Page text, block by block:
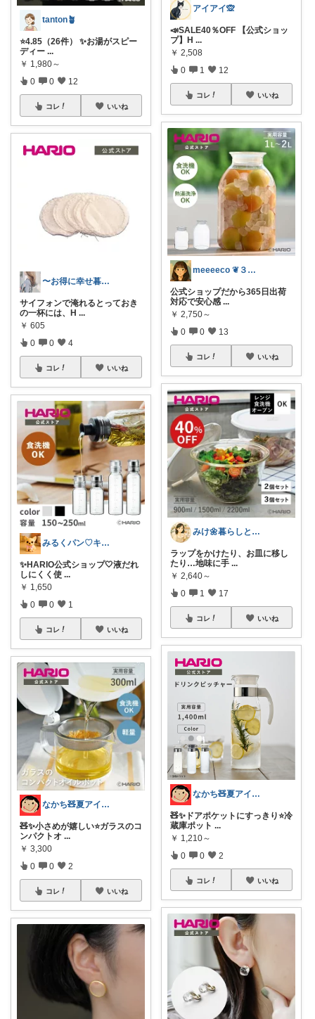
tanton🪴
⭐4.85（26件） ✨お湯がスピー
ディー ...
￥ 1,980～
0 0 12
コレ いいね
〜お得に幸せ暮らし〜
サイフォンで淹れるとっておき
の一杯には、H ...
￥ 605
0 0 4
コレ いいね
みるくパン♡キッチンルーム
✨HARIO公式ショップ🤍液だれ
しにくく使 ...
￥ 1,650
0 0 1
コレ いいね
なかち🧸夏アイテム＆便利グッズ✨
🧸✨小さめが嬉しい⭐️ガラスのコ
ンパクトオ ...
￥ 3,300
0 0 2
コレ いいね
アイアイ🙊
📣SALE40％OFF 【公式ショッ
プ】H ...
￥ 2,508
0 1 12
コレ いいね
meeeeco ❦３児ママ ❦
公式ショップだから365日出荷
対応で安心感 ...
￥ 2,750～
0 0 13
コレ いいね
みけ🌼暮らしとキッチン
ラップをかけたり、お皿に移し
たり…地味に手 ...
￥ 2,640～
0 1 17
コレ いいね
なかち🧸夏アイテム＆便利グッズ✨
🧸✨ドアポケットにすっきり⭐️冷
蔵庫ポット ...
￥ 1,210～
0 0 2
コレ いいね